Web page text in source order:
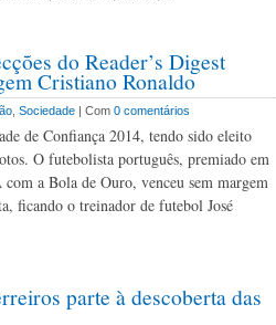
do Reader’s Digest
Cristiano Ronaldo
Sociedade | Com 0 comentários
de Confiança 2014, tendo sido eleito
O futebolista português, premiado em
a Bola de Ouro, venceu sem margem
ficando o treinador de futebol José
parte à descoberta das